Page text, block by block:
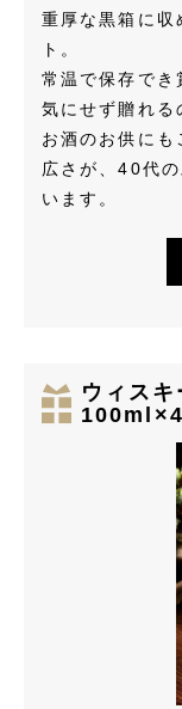
重厚な黒箱に
ト。
常温で保存でき
気にせず贈れる
お酒のお供にも
広さが、40代
います。
ウィス
100ml×4